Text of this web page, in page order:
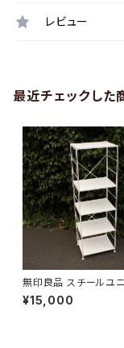
レビュー
最近チェックした
無印良品 スチールユニ
ルフ 大
¥15,000